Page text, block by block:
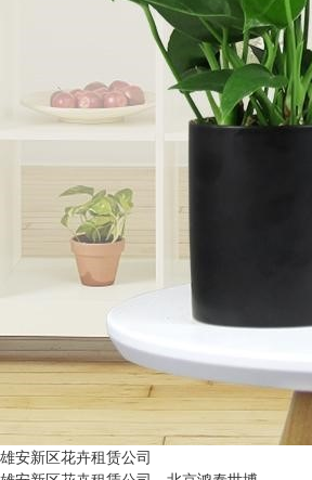
雄安新区花卉租赁公司